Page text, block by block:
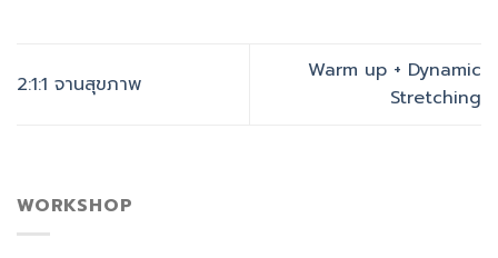
2:1:1 จานสุขภาพ
Warm up + Dynamic
Stretching
WORKSHOP